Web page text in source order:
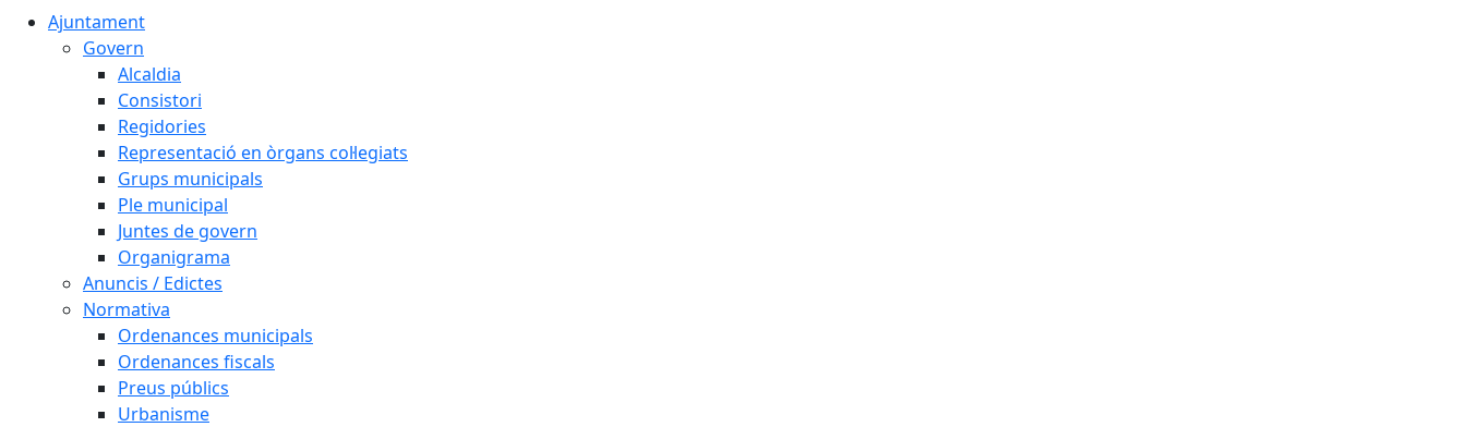
Ajuntament
Govern
Alcaldia
Consistori
Regidories
Representació en òrgans col·legiats
Grups municipals
Ple municipal
Juntes de govern
Organigrama
Anuncis / Edictes
Normativa
Ordenances municipals
Ordenances fiscals
Preus públics
Urbanisme